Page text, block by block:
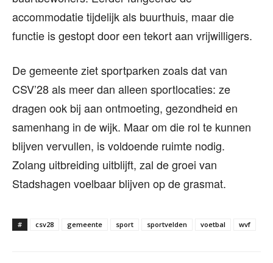
accommodatie tijdelijk als buurthuis, maar die
functie is gestopt door een tekort aan vrijwilligers.
De gemeente ziet sportparken zoals dat van
CSV’28 als meer dan alleen sportlocaties: ze
dragen ook bij aan ontmoeting, gezondheid en
samenhang in de wijk. Maar om die rol te kunnen
blijven vervullen, is voldoende ruimte nodig.
Zolang uitbreiding uitblijft, zal de groei van
Stadshagen voelbaar blijven op de grasmat.
# csv28 gemeente sport sportvelden voetbal wvf